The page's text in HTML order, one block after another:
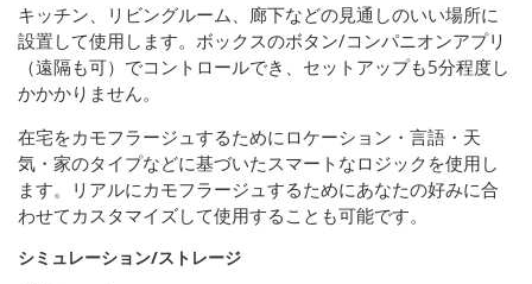
キッチン、リビングルーム、廊下などの見通しのいい場所に
設置して使用します。ボックスのボタン/コンパニオンアプリ
（遠隔も可）でコントロールでき、セットアップも5分程度し
かかかりません。
在宅をカモフラージュするためにロケーション・言語・天
気・家のタイプなどに基づいたスマートなロジックを使用し
ます。リアルにカモフラージュするためにあなたの好みに合
わせてカスタマイズして使用することも可能です。
シミュレーション/ストレージ